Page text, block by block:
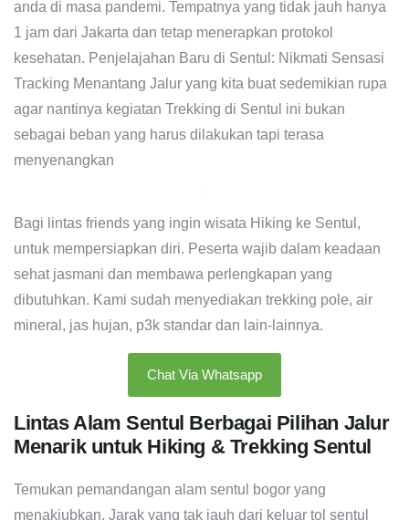
anda di masa pandemi. Tempatnya yang tidak jauh hanya
1 jam dari Jakarta dan tetap menerapkan protokol
kesehatan. Penjelajahan Baru di Sentul: Nikmati Sensasi
Tracking Menantang Jalur yang kita buat sedemikian rupa
agar nantinya kegiatan Trekking di Sentul ini bukan
sebagai beban yang harus dilakukan tapi terasa
menyenangkan
Bagi lintas friends yang ingin wisata Hiking ke Sentul,
untuk mempersiapkan diri. Peserta wajib dalam keadaan
sehat jasmani dan membawa perlengkapan yang
dibutuhkan. Kami sudah menyediakan trekking pole, air
mineral, jas hujan, p3k standar dan lain-lainnya.
Chat Via Whatsapp
Menarik untuk Hiking & Trekking Sentul